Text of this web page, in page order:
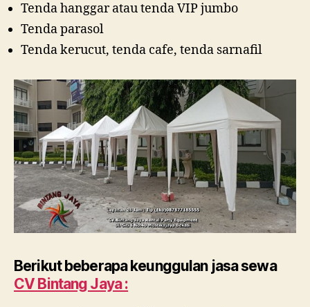
Tenda hanggar atau tenda VIP jumbo
Tenda parasol
Tenda kerucut, tenda cafe, tenda sarnafil
Berikut beberapa keunggulan jasa sewa
CV Bintang Jaya :